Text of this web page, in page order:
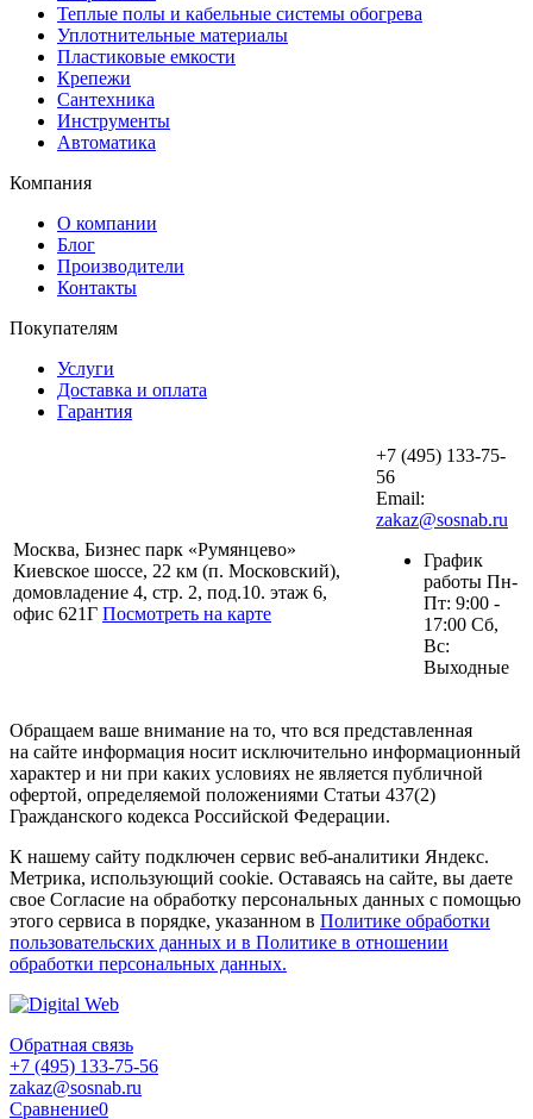
Теплые полы и кабельные системы обогрева
Уплотнительные материалы
Пластиковые емкости
Крепежи
Сантехника
Инструменты
Автоматика
Компания
О компании
Блог
Производители
Контакты
Покупателям
Услуги
Доставка и оплата
Гарантия
Москва, Бизнес парк «Румянцево»
Киевское шоссе, 22 км (п. Московский),
домовладение 4, стр. 2, под.10. этаж 6,
офис 621Г Посмотреть на карте
+7 (495) 133-75-
56
Email:
zakaz@sosnab.ru
График
работы Пн-
Пт: 9:00 -
17:00 Сб,
Вс:
Выходные
Обращаем ваше внимание на то, что вся представленная
на сайте информация носит исключительно информационный
характер и ни при каких условиях не является публичной
офертой, определяемой положениями Статьи 437(2)
Гражданского кодекса Российской Федерации.
К нашему сайту подключен сервис веб-аналитики Яндекс.
Метрика, использующий cookie. Оставаясь на сайте, вы даете
свое Согласие на обработку персональных данных с помощью
этого сервиса в порядке, указанном в Политике обработки
пользовательских данных и в Политике в отношении
обработки персональных данных.
Обратная связь
+7 (495) 133-75-56
zakaz@sosnab.ru
Сравнение0